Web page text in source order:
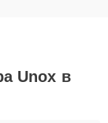
Unox в